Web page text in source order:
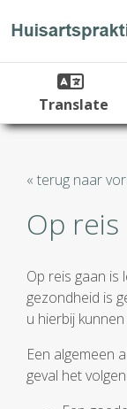
Translate
« terug naar
Op reis
Op reis gaan is
gezondheid is
u hierbij
Een algemeen
geval het